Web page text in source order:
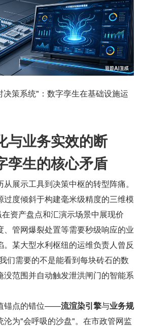
策系统"：数字孪生在基础设施运
与业务实效的断
孪生的核心矛盾
展示工具到决策中枢的转型阵痛。
过度倾斜于构建毫米级精度的三维模
资产盘点和汇演示场景中展现价
、管网爆裂处置等需要秒级响应的业
某大型水利枢纽的运维负责人曾反
们需要的不是能看到每块砖石的数
没范围并自动触发泄洪闸门的智能系
锚点的错位——流渲染引擎与业务规
沦为"会呼吸的沙盘"。在市政管网监